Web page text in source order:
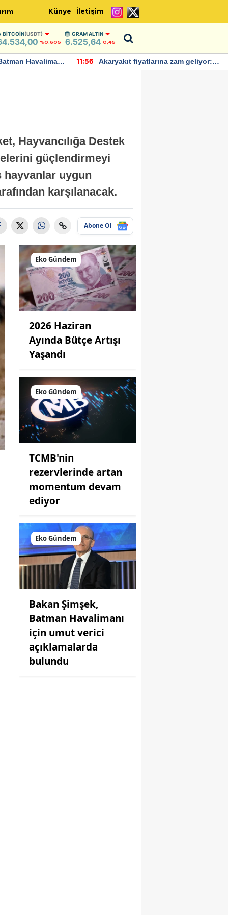
Künye İletişim
BITCOIN(USDT)
%0.605
GRAM ALTIN
6.525,64 0,45
Havalimanı
11:56
Akaryakıt fiyatlarına zam geliyor:
Hayvancılığa Destek
güçlendirmeyi
hayvanlar uygun
karşılanacak.
Abone Ol
Eko Gündem
2026 Haziran
Ayında Bütçe Artışı
Yaşandı
Eko Gündem
TCMB'nin
rezervlerinde artan
momentum devam
ediyor
Eko Gündem
Bakan Şimşek,
Batman Havalimanı
için umut verici
açıklamalarda
bulundu